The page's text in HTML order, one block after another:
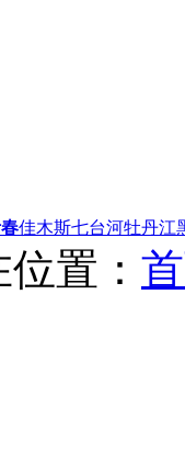
佳木斯七台河牡丹江
置：